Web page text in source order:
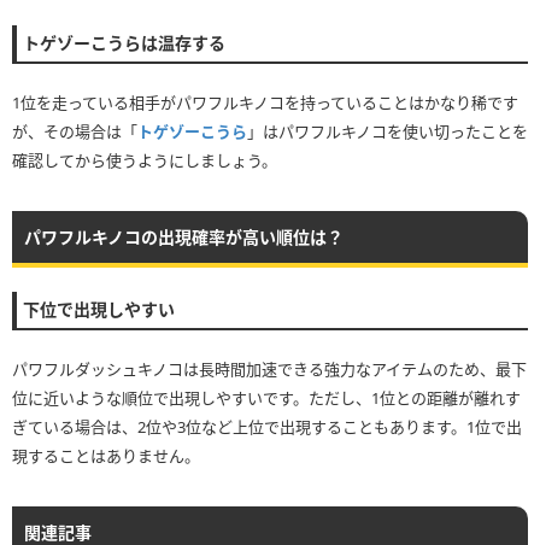
トゲゾーこうらは温存する
1位を走っている相手がパワフルキノコを持っていることはかなり稀です
が、その場合は「 トゲゾーこうら 」はパワフルキノコを使い切ったことを
確認してから使うようにしましょう。
パワフルキノコの出現確率が高い順位は？
下位で出現しやすい
パワフルダッシュキノコは長時間加速できる強力なアイテムのため、最下
位に近いような順位で出現しやすいです。ただし、1位との距離が離れす
ぎている場合は、2位や3位など上位で出現することもあります。1位で出
現することはありません。
関連記事